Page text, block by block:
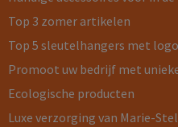
Top 3 zomer artikelen
Top 5 sleutelhangers met logo
Promoot uw bedrijf met
Ecologische producten
Luxe verzorging van Marie-